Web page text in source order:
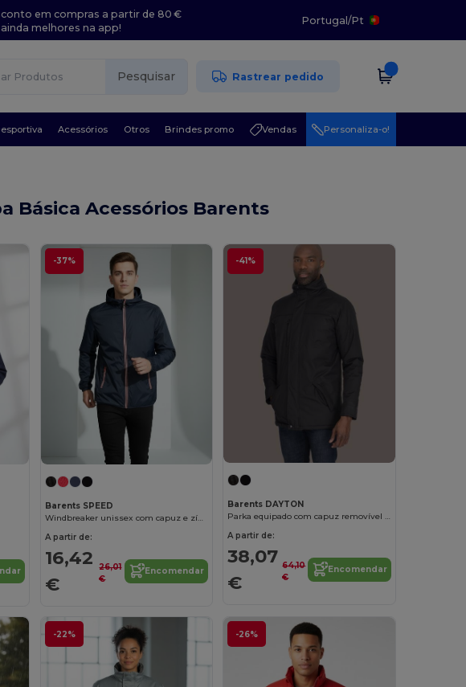
em compras a partir de 80 €
melhores na app!
Portugal/Pt
Pesquisar Rastrear pedido
Acessórios Otros Brindes promo Vendas Personaliza-o!
Básica Acessórios Barents
-37%
Barents SPEED
Windbreaker unissex com capuz e zíper contrastante
A partir de:
16,42
€
26,01
€
Encomendar
-41%
Barents DAYTON
Parka equipado com capuz removível para Hapdooh
A partir de:
38,07
€
64,10
€
Encomendar
-22% -26%